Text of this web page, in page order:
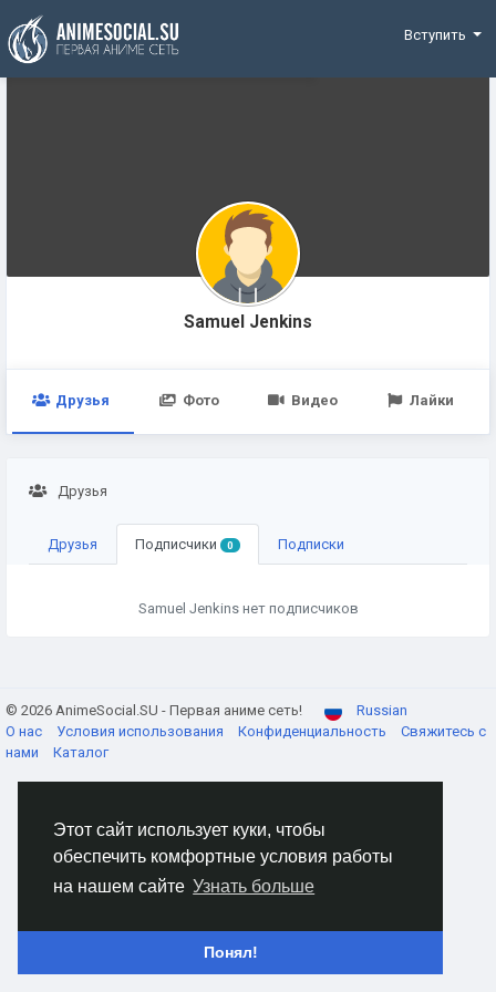
Этот сайт использует куки, чтобы
обеспечить комфортные условия работы
на нашем сайте Узнать больше
Понял!
Funding
Вступить
Samuel Jenkins
Друзья Фото Видео Лайки
Друзья
Друзья Подписчики 0 Подписки
Samuel Jenkins нет подписчиков
© 2026 AnimeSocial.SU - Первая аниме сеть!
Russian
О нас
Условия использования Конфиденциальность
Свяжитесь с
нами
Каталог